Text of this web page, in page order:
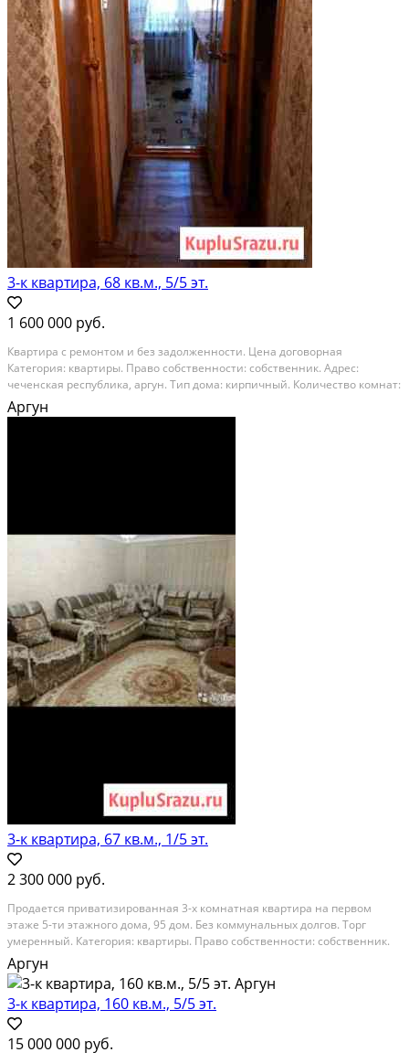
3-к квартира, 68 кв.м., 5/5 эт.
1 600 000 руб.
Квартира с ремонтом и без задолженности. Цена договорная
Категория: квартиры. Право собственности: собственник. Адрес:
чеченская республика, аргун. Тип дома: кирпичный. Количество комнат:
3. Этаж: 5. Этажей в доме: 5. Общая площадь: 68
Аргун
3-к квартира, 67 кв.м., 1/5 эт.
2 300 000 руб.
Продается приватизированная 3-х комнатная квартира на первом
этаже 5-ти этажного дома, 95 дом. Без коммунальных долгов. Торг
умеренный. Категория: квартиры. Право собственности: собственник.
Адрес: чеченская республика, аргун, улица кадырова. Тип дома:
кирпичный. Количество комнат: 3. Этаж: 1....
Аргун
3-к квартира, 160 кв.м., 5/5 эт.
15 000 000 руб.